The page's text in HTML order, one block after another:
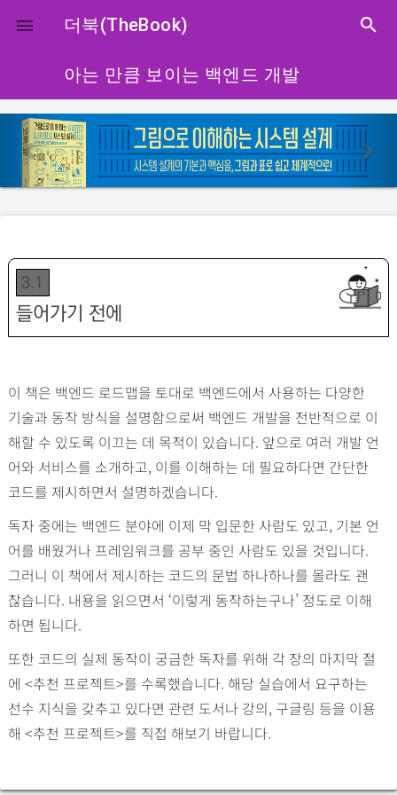
close
 더북(TheBook) search
아는 만큼 보이는 백엔드 개발
p
r
e
u
s
n
e
x
3.1
들어가기 전에
이 책은 백엔드 로드맵을 토대로 백엔드에서 사용하는 다양한
기술과 동작 방식을 설명함으로써 백엔드 개발을 전반적으로 이
해할 수 있도록 이끄는 데 목적이 있습니다. 앞으로 여러 개발 언
어와 서비스를 소개하고, 이를 이해하는 데 필요하다면 간단한
코드를 제시하면서 설명하겠습니다.
독자 중에는 백엔드 분야에 이제 막 입문한 사람도 있고, 기본 언
어를 배웠거나 프레임워크를 공부 중인 사람도 있을 것입니다.
그러니 이 책에서 제시하는 코드의 문법 하나하나를 몰라도 괜
찮습니다. 내용을 읽으면서 ‘이렇게 동작하는구나’ 정도로 이해
하면 됩니다.
또한 코드의 실제 동작이 궁금한 독자를 위해 각 장의 마지막 절
에 <추천 프로젝트>를 수록했습니다. 해당 실습에서 요구하는
선수 지식을 갖추고 있다면 관련 도서나 강의, 구글링 등을 이용
해 <추천 프로젝트>를 직접 해보기 바랍니다.